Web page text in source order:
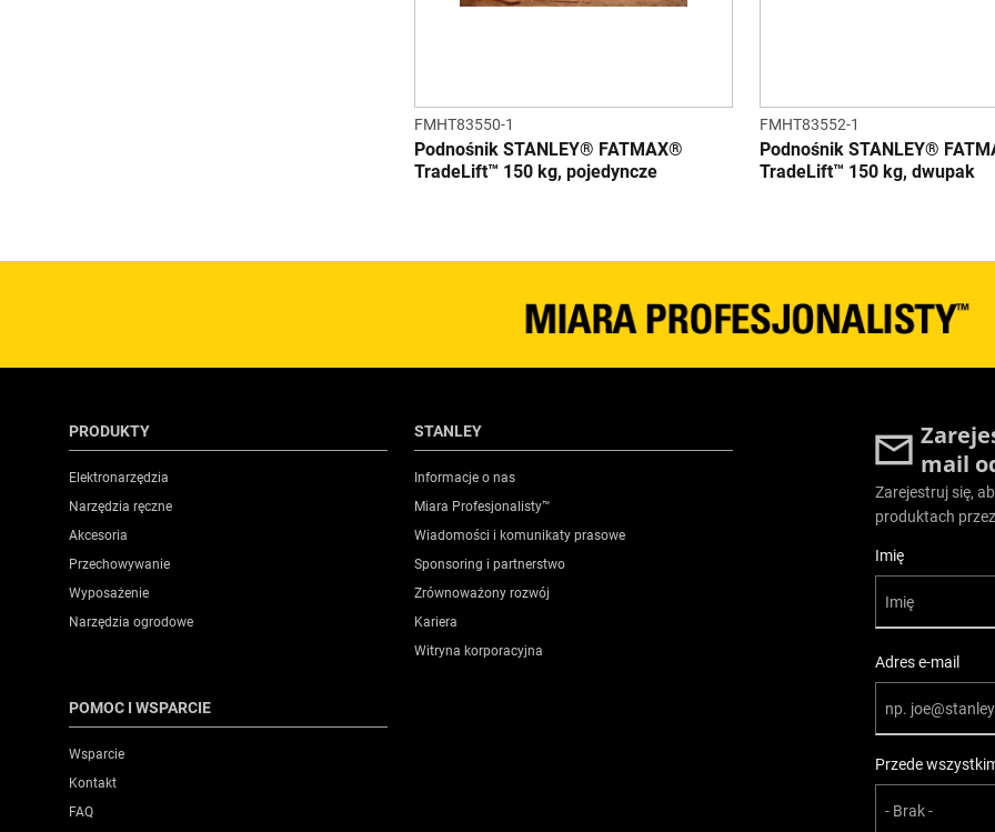
FMHT83550-1
Podnośnik STANLEY® FATMAX®
TradeLift™ 150 kg, pojedyncze
FMHT83552-1
Podnośnik STANLEY®
TradeLift™ 150 kg, dwupak
PRODUKTY
Elektronarzędzia
Narzędzia ręczne
Akcesoria
Przechowywanie
Wyposażenie
Narzędzia ogrodowe
STANLEY
Informacje o nas
Miara Profesjonalisty™
Wiadomości i komunikaty prasowe
Sponsoring i partnerstwo
Zrównoważony rozwój
Kariera
Witryna korporacyjna
POMOC I WSPARCIE
Wsparcie
Kontakt
FAQ
mail
Zarejestruj się,
produktach
User Details
Imię
Adres e-mail
Przede